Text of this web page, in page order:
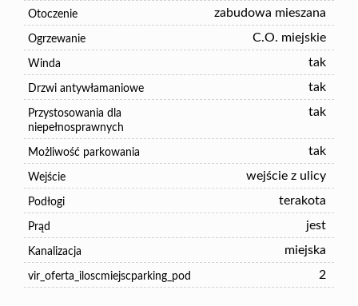
Otoczenie zabudowa mieszana
Ogrzewanie C.O. miejskie
Winda tak
Drzwi antywłamaniowe tak
Przystosowania dla
niepełnosprawnych
tak
Możliwość parkowania tak
Wejście wejście z ulicy
Podłogi terakota
Prąd jest
Kanalizacja miejska
vir_oferta_iloscmiejscparking_pod 2